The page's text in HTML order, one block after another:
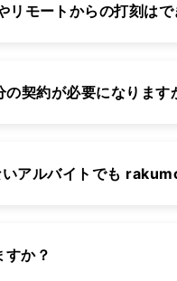
リモートからの打刻はで
契約が必要になります
アルバイトでも
か？